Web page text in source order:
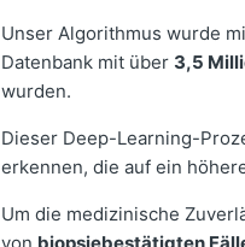
Unser Algorithmus wurde
Datenbank mit über 3,5
wurden.
Dieser Deep-Learning-
erkennen, die auf ein
Um die medizinische